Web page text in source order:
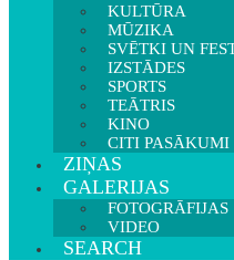
KULTŪRA
MŪZIKA
SVĒTKI UN
IZSTĀDES
SPORTS
TEĀTRIS
KINO
CITI PASĀKUMI
ZIŅAS
GALERIJAS
FOTOGRĀFIJAS
VIDEO
SEARCH